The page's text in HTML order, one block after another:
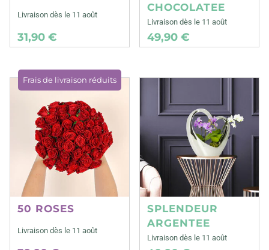
Livraison dès le 11 août
31,90 €
CHOCOLATEE
Livraison dès le 11 août
49,90 €
Frais de livraison réduits
50 ROSES
Livraison dès le 11 août
SPLENDEUR
ARGENTEE
Livraison dès le 11 août